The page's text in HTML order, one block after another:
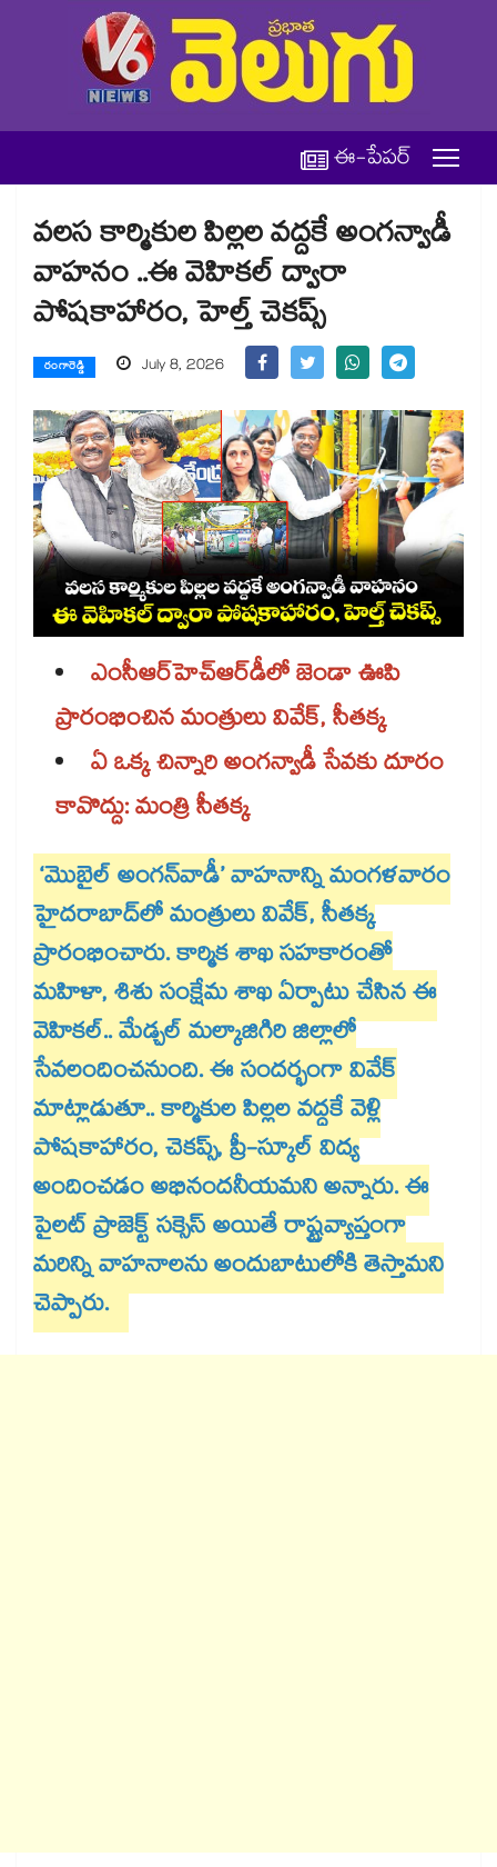
ఈ-పేపర్
వలస కార్మికుల పిల్లల వద్దకే అంగన్వాడీ
వాహనం ..ఈ వెహికల్ ద్వారా
పోషకాహారం, హెల్త్ చెకప్స్
రంగారెడ్డి July 8, 2026
ఎంసీఆర్​హెచ్‌‌‌‌‌‌‌‌ఆర్‌‌‌‌‌‌‌‌డీలో జెండా ఊపి
ప్రారంభించిన మంత్రులు వివేక్, సీతక్క
ఏ ఒక్క చిన్నారి అంగన్వాడీ సేవకు దూరం
కావొద్దు: మంత్రి సీతక్క
‘మొబైల్ అంగన్​వాడీ’ వాహనాన్ని మంగళవారం
హైదరాబాద్​లో మంత్రులు వివేక్, సీతక్క
ప్రారంభించారు. కార్మిక శాఖ సహకారంతో
మహిళా, శిశు సంక్షేమ శాఖ ఏర్పాటు చేసిన ఈ
వెహికల్.. మేడ్చల్ మల్కాజిగిరి జిల్లాలో
సేవలందించనుంది. ఈ సందర్భంగా వివేక్​
మాట్లాడుతూ.. కార్మికుల పిల్లల వద్దకే వెళ్లి
పోషకాహారం, చెకప్స్, ప్రీ-స్కూల్ విద్య
అందించడం అభినందనీయమని అన్నారు. ఈ
పైలట్ ప్రాజెక్ట్ సక్సెస్ అయితే రాష్ట్రవ్యాప్తంగా
మరిన్ని వాహనాలను అందుబాటులోకి తెస్తామని
చెప్పారు.